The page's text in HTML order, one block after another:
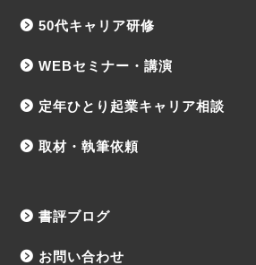
50代キャリア研修
WEBセミナー・講演
定年ひとり起業キャリア相談
取材・執筆依頼
書評ブログ
お問い合わせ